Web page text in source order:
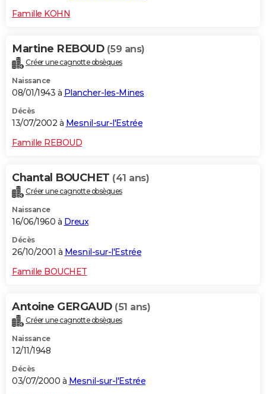
Famille KOHN
Martine REBOUD (59 ans)
Créer une cagnotte obsèques
Naissance
08/01/1943 à Plancher-les-Mines
Décès
13/07/2002 à Mesnil-sur-l'Estrée
Famille REBOUD
Chantal BOUCHET (41 ans)
Créer une cagnotte obsèques
Naissance
16/06/1960 à Dreux
Décès
26/10/2001 à Mesnil-sur-l'Estrée
Famille BOUCHET
Antoine GERGAUD (51 ans)
Créer une cagnotte obsèques
Naissance
12/11/1948
Décès
03/07/2000 à Mesnil-sur-l'Estrée